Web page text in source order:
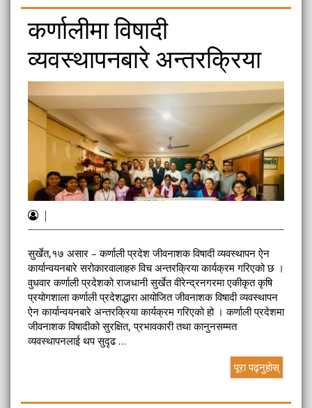
कर्णालीमा विषादी
व्यवस्थापनबारे अन्तरक्रिया
सुर्खेत,१७ असार – कर्णाली प्रदेश जीवनाशक विषादी व्यवस्थापन ऐन
कार्यान्वयनबारे सरोकारवालाहरु विच अन्तरक्रिया कार्यक्रम गरिएको छ ।
वुधवार कर्णाली प्रदेशको राजधानी सुर्खेत वीरेन्द्रनगरमा एकीकृत कृषि
प्रयोगशाला कर्णाली प्रदेशद्धारा आयोजित जीवनाशक विषादी व्यवस्थापन
ऐन कार्यान्वयनबारे अन्तरक्रिया कार्यक्रम गरिएको हो । कर्णाली प्रदेशमा
जीवनाशक विषादीको सुरक्षित, प्रभावकारी तथा कानुनसम्मत
व्यवस्थापनलाई थप सुदृढ …
पूरा पढ्नुहोस्